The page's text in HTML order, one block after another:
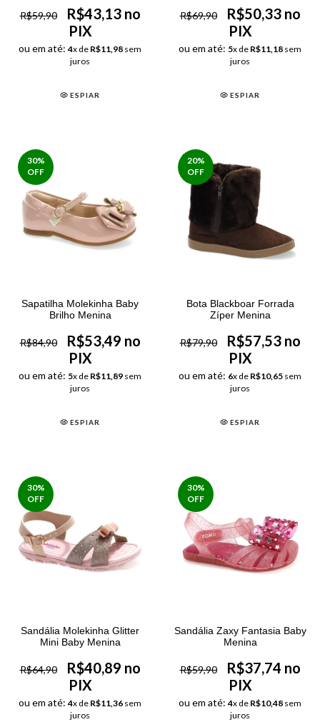
R$59,90
R$43,13 no
PIX
ou em até:4x de R$11,98 sem
juros
ESPIAR
R$69,90
R$50,33 no
PIX
ou em até: 5x de R$11,18 sem
juros
ESPIAR
30%
OFF
Sapatilha Molekinha Baby
Brilho Menina
R$84,90
R$53,49 no
PIX
ou em até: 5x de R$11,89 sem
juros
ESPIAR
20%
OFF
Bota Blackboar Forrada
Zíper Menina
R$79,90
R$57,53 no
PIX
ou em até: 6x de R$10,65 sem
juros
ESPIAR
30%
OFF
Sandália Molekinha Glitter
Mini Baby Menina
R$64,90
R$40,89 no
PIX
ou em até:4x de R$11,36 sem
juros
30%
OFF
Sandália Zaxy Fantasia Baby
Menina
R$59,90
R$37,74 no
PIX
ou em até:4x de R$10,48 sem
juros